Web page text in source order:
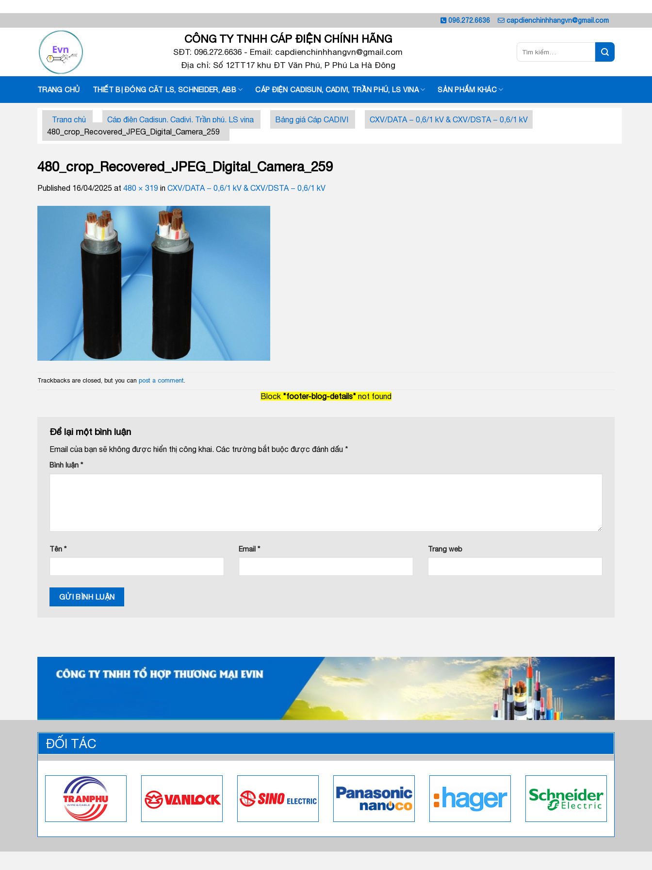
content
096.272.6636 capdienchinhhangvn@gmail.com
CÔNG TY TNHH CÁP ĐIỆN CHÍNH HÃNG
SĐT: 096.272.6636 - Email: capdienchinhhangvn@gmail.com
Địa chỉ: Số 12TT17 khu ĐT Văn Phú, P Phú La Hà Đông
Tìm
kiếm:
TRANG CHỦ THIẾT BỊ ĐÓNG CĂT LS, SCHNEIDER, ABB CÁP ĐIỆN CADISUN, CADIVI, TRẦN PHÚ, LS VINA SẢN PHẨM KHÁC
Trang chủ Cáp điện Cadisun, Cadivi, Trần phú, LS vina Bảng giá Cáp CADIVI
CXV/DATA − 0,6/1 kV & CXV/DSTA − 0,6/1 kV
480_crop_Recovered_JPEG_Digital_Camera_259
480_crop_Recovered_JPEG_Digital_Camera_259
Published 16/04/2025 at 480 × 319 in CXV/DATA − 0,6/1 kV & CXV/DSTA − 0,6/1 kV
Trackbacks are closed, but you can post a comment
Block "footer-blog-details" not found
Để lại một bình luận
Email của bạn sẽ không được hiển thị công khai. Các trường bắt buộc được đánh dấu *
Bình luận *
Tên * Email * Trang web
ĐỐI TÁC